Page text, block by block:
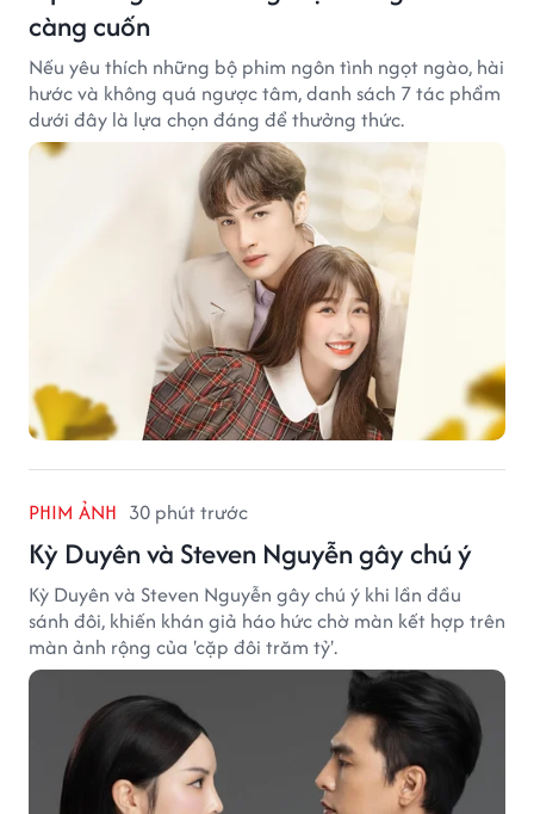
càng cuốn
Nếu yêu thích những bộ phim ngôn tình ngọt ngào, hài
hước và không quá ngược tâm, danh sách 7 tác phẩm
dưới đây là lựa chọn đáng để thưởng thức.
PHIM ẢNH 30 phút trước
Kỳ Duyên và Steven Nguyễn gây chú ý
Kỳ Duyên và Steven Nguyễn gây chú ý khi lần đầu
sánh đôi, khiến khán giả háo hức chờ màn kết hợp trên
màn ảnh rộng của 'cặp đôi trăm tỷ'.